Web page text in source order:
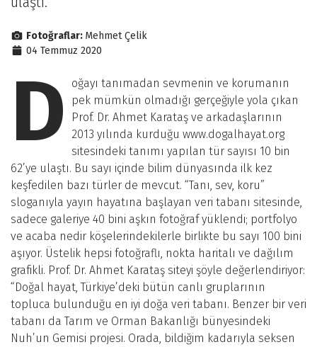
Fotoğraflar: Mehmet Çelik
04 Temmuz 2020
D
oğayı tanımadan sevmenin ve korumanın
pek mümkün olmadığı gerçeğiyle yola çıkan
Prof. Dr. Ahmet Karataş ve arkadaşlarının
2013 yılında kurduğu www.dogalhayat.org
sitesindeki tanımı yapılan tür sayısı 10 bin
62’ye ulaştı. Bu sayı içinde bilim dünyasında ilk kez
keşfedilen bazı türler de mevcut. “Tanı, sev, koru”
sloganıyla yayın hayatına başlayan veri tabanı sitesinde,
sadece galeriye 40 bini aşkın fotoğraf yüklendi; portfolyo
ve acaba nedir köşelerindekilerle birlikte bu sayı 100 bini
aşıyor. Üstelik hepsi fotoğraflı, nokta haritalı ve dağılım
grafikli. Prof. Dr. Ahmet Karataş siteyi şöyle değerlendiriyor:
“Doğal hayat, Türkiye’deki bütün canlı gruplarının
topluca bulunduğu en iyi doğa veri tabanı. Benzer bir veri
tabanı da Tarım ve Orman Bakanlığı bünyesindeki
Nuh’un Gemisi projesi. Orada, bildiğim kadarıyla seksen